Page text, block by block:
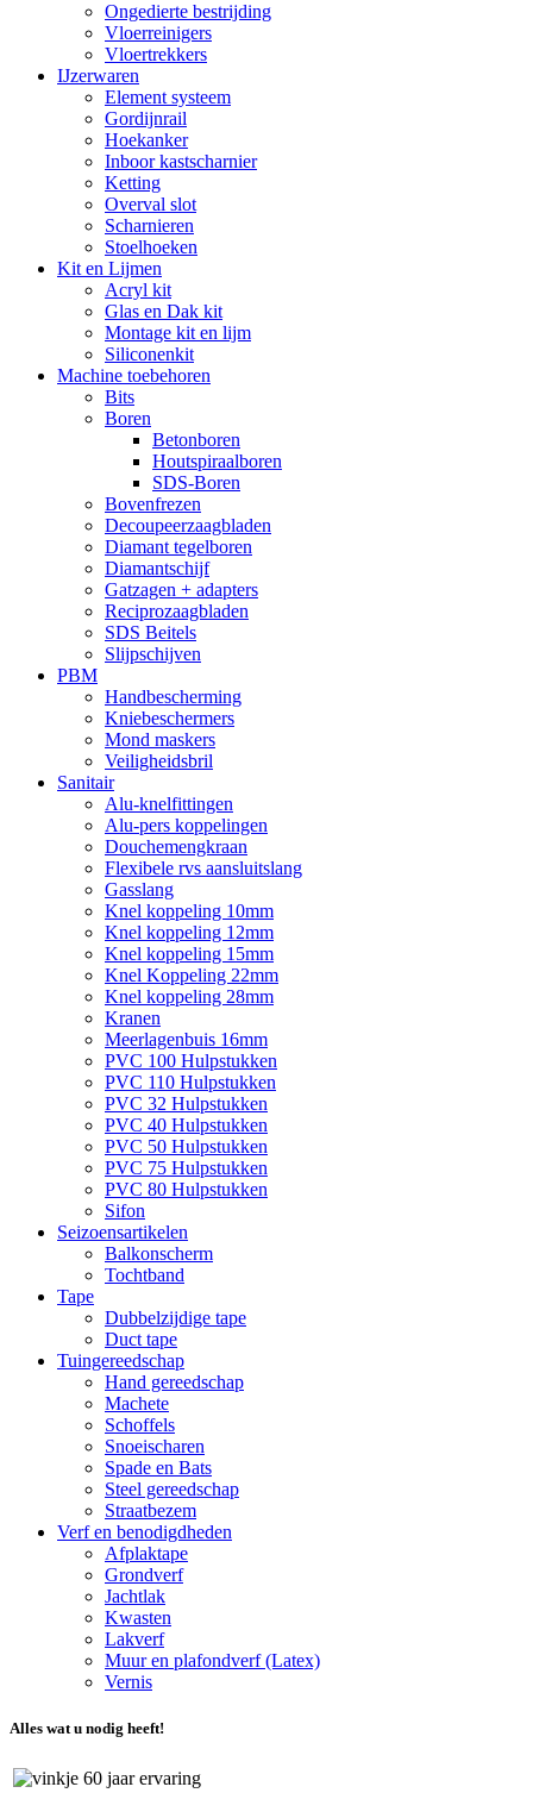
Ongedierte bestrijding
Vloerreinigers
Vloertrekkers
IJzerwaren
Element systeem
Gordijnrail
Hoekanker
Inboor kastscharnier
Ketting
Overval slot
Scharnieren
Stoelhoeken
Kit en Lijmen
Acryl kit
Glas en Dak kit
Montage kit en lijm
Siliconenkit
Machine toebehoren
Bits
Boren
Betonboren
Houtspiraalboren
SDS-Boren
Bovenfrezen
Decoupeerzaagbladen
Diamant tegelboren
Diamantschijf
Gatzagen + adapters
Reciprozaagbladen
SDS Beitels
Slijpschijven
PBM
Handbescherming
Kniebeschermers
Mond maskers
Veiligheidsbril
Sanitair
Alu-knelfittingen
Alu-pers koppelingen
Douchemengkraan
Flexibele rvs aansluitslang
Gasslang
Knel koppeling 10mm
Knel koppeling 12mm
Knel koppeling 15mm
Knel Koppeling 22mm
Knel koppeling 28mm
Kranen
Meerlagenbuis 16mm
PVC 100 Hulpstukken
PVC 110 Hulpstukken
PVC 32 Hulpstukken
PVC 40 Hulpstukken
PVC 50 Hulpstukken
PVC 75 Hulpstukken
PVC 80 Hulpstukken
Sifon
Seizoensartikelen
Balkonscherm
Tochtband
Tape
Dubbelzijdige tape
Duct tape
Tuingereedschap
Hand gereedschap
Machete
Schoffels
Snoeischaren
Spade en Bats
Steel gereedschap
Straatbezem
Verf en benodigdheden
Afplaktape
Grondverf
Jachtlak
Kwasten
Lakverf
Muur en plafondverf (Latex)
Vernis
Alles wat u nodig heeft!
60 jaar ervaring